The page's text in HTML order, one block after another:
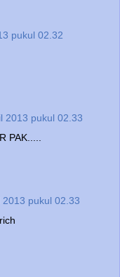
pukul 02.32
2013 pukul 02.33
PAK.....
2013 pukul 02.33